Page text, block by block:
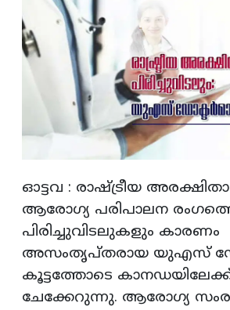
ഓട്ടവ : രാഷ്ട്രീയ
ആരോഗ്യ പരിപാലന
പിരിച്ചുവിടലുകളും കാരണം
അസംതൃപ്തരായ യുഎസ്
കൂട്ടത്തോടെ
ചേക്കേറുന്നു. ആരോഗ്യ